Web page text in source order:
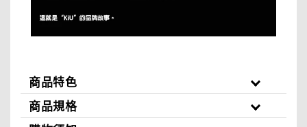
商品特色
商品規格